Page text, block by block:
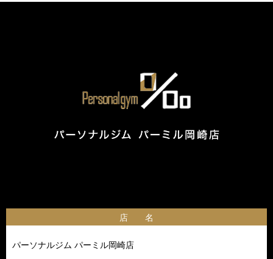
店 名
パーソナルジム パーミル岡崎店